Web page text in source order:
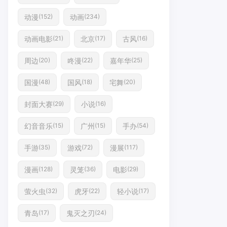
动漫(152) 动画(234)
动画电影(21) 北京(17) 古风(16)
周边 (20) 咚漫(22) 嘉年华(25)
国漫(48) 国风(18) 宅舞(20)
封面大赛(29) 小说(16)
幻音音乐(15) 广州 (15) 手办(54)
手游(35) 游戏(72) 漫展(117)
漫画(128) 灵笼(36) 电影(29)
萤火虫 (32) 虎牙(22) 轻小说(17)
青岛(17) 鬼灭之刃(24)